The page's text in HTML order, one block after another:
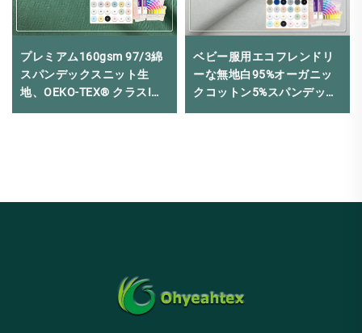
プレミアム160gsm 97/3綿
スパンデックスニット生
地、OEKO-TEX® クラスI安
全基準適合
ベビー服用エコフレンドリ
ーな無地白95%オーガニッ
クコットン5%スパンデック
ス210GSM通気性ジャージ